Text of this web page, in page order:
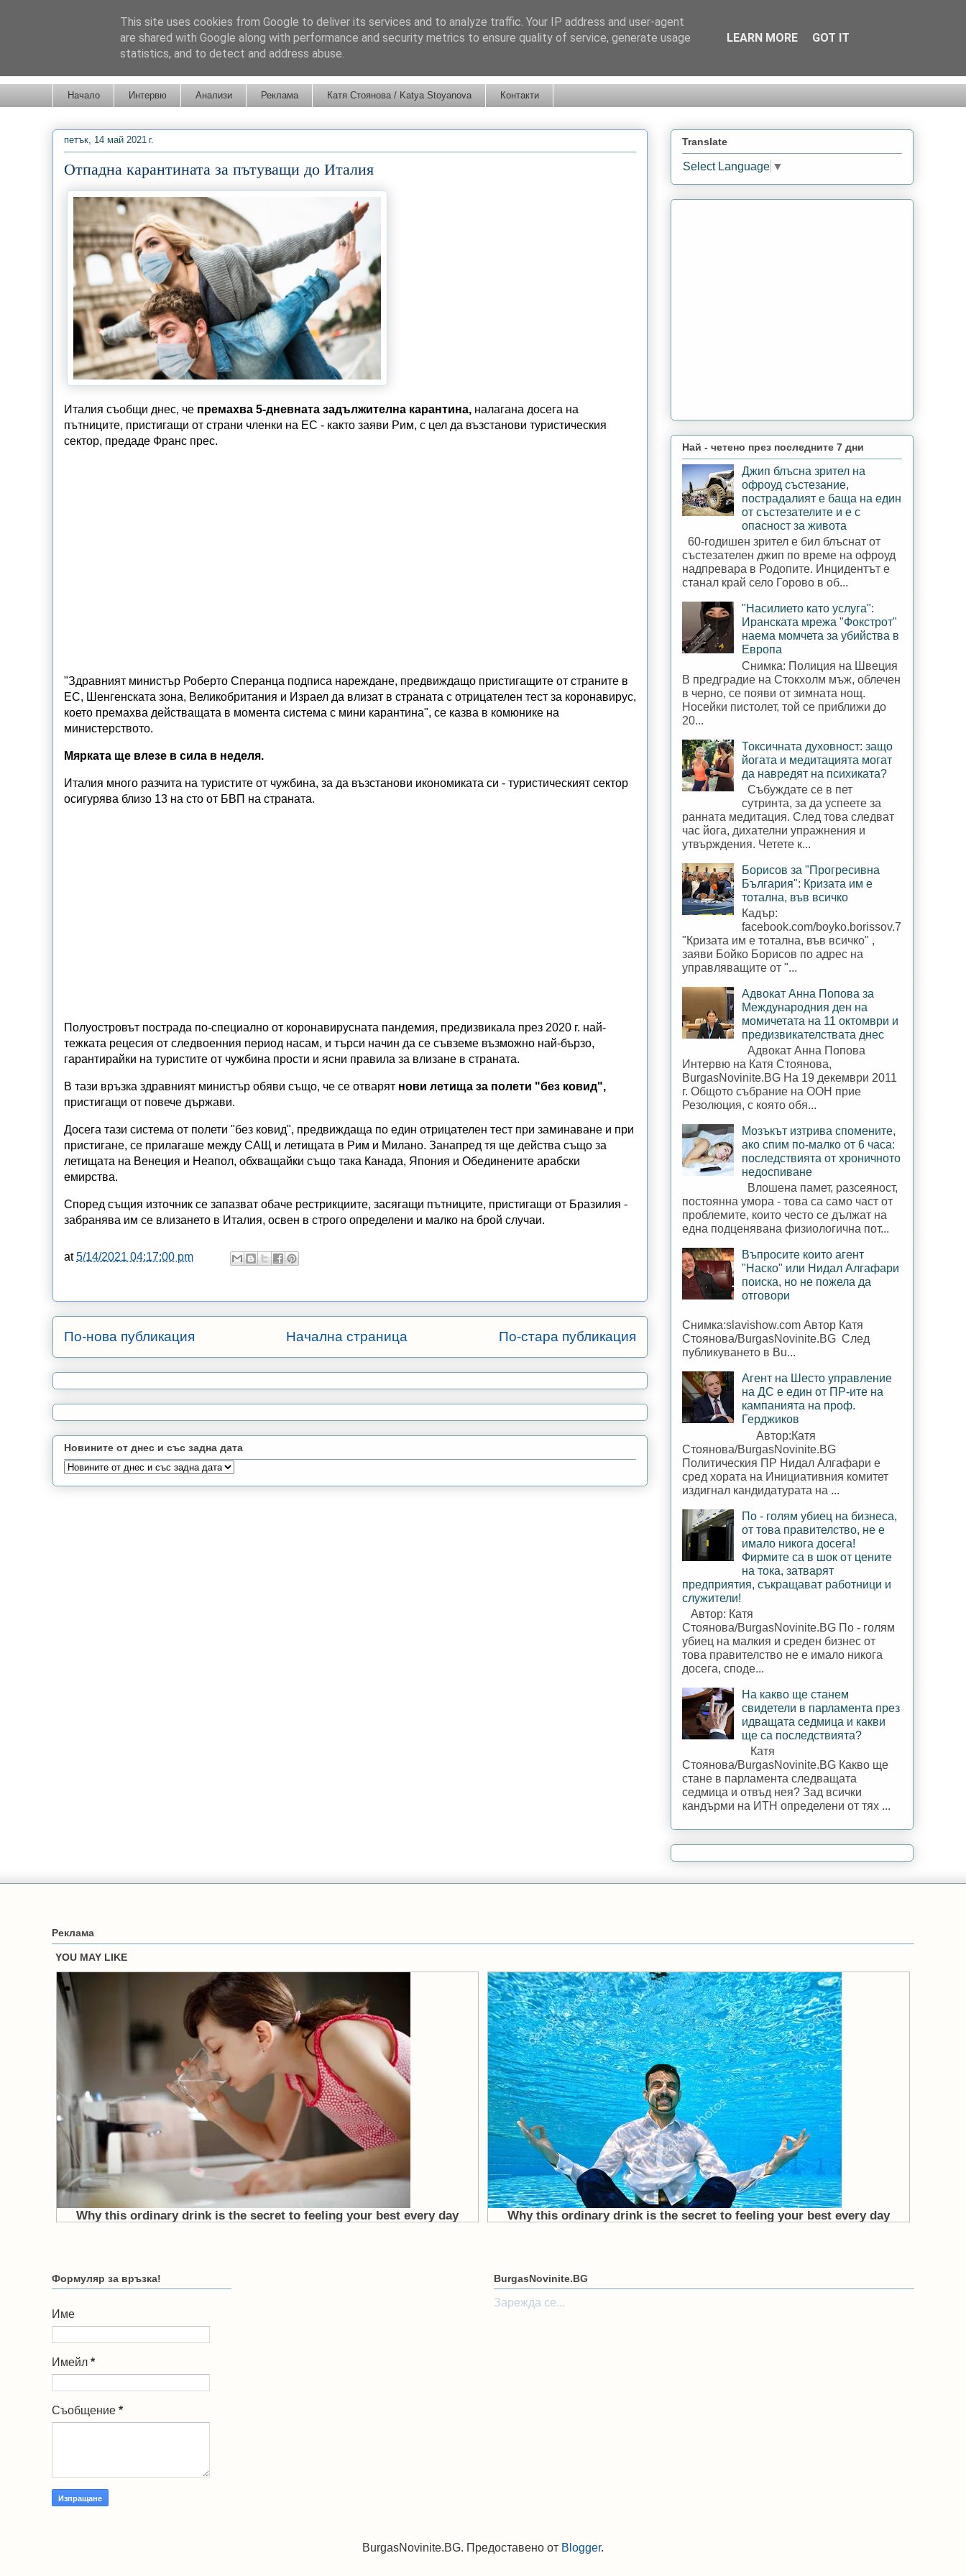
Начало Интервю Анализи Реклама Катя Стоянова / Katya Stoyanova Контакти
петък, 14 май 2021 г.
Отпадна карантината за пътуващи до Италия
Италия съобщи днес, че премахва 5-дневната задължителна карантина, налагана досега на
пътниците, пристигащи от страни членки на ЕС - както заяви Рим, с цел да възстанови туристическия
сектор, предаде Франс прес.
"Здравният министър Роберто Сперанца подписа нареждане, предвиждащо пристигащите от страните в
ЕС, Шенгенската зона, Великобритания и Израел да влизат в страната с отрицателен тест за коронавирус,
което премахва действащата в момента система с мини карантина", се казва в комюнике на
министерството.
Мярката ще влезе в сила в неделя.
Италия много разчита на туристите от чужбина, за да възстанови икономиката си - туристическият сектор
осигурява близо 13 на сто от БВП на страната.
Полуостровът пострада по-специално от коронавирусната пандемия, предизвикала през 2020 г. най-
тежката рецесия от следвоенния период насам, и търси начин да се съвземе възможно най-бързо,
гарантирайки на туристите от чужбина прости и ясни правила за влизане в страната.
В тази връзка здравният министър обяви също, че се отварят нови летища за полети "без ковид",
пристигащи от повече държави.
Досега тази система от полети "без ковид", предвиждаща по един отрицателен тест при заминаване и при
пристигане, се прилагаше между САЩ и летищата в Рим и Милано. Занапред тя ще действа също за
летищата на Венеция и Неапол, обхващайки също така Канада, Япония и Обединените арабски
емирства.
Според същия източник се запазват обаче рестрикциите, засягащи пътниците, пристигащи от Бразилия -
забранява им се влизането в Италия, освен в строго определени и малко на брой случаи.
at5/14/2021 04:17:00 pm
По-нова публикация По-стара публикация
Начална страница
Новините от днес и със задна дата
Translate
Select Language ▼
Най - четено през последните 7 дни
Джип блъсна зрител на
офроуд състезание,
пострадалият е баща на един
от състезателите и е с
опасност за живота
60-годишен зрител е бил блъснат от
състезателен джип по време на офроуд
надпревара в Родопите. Инцидентът е
станал край село Горово в об...
"Насилието като услуга":
Иранската мрежа "Фокстрот"
наема момчета за убийства в
Европа
Снимка: Полиция на Швеция
В предградие на Стокхолм мъж, облечен
в черно, се появи от зимната нощ.
Носейки пистолет, той се приближи до
20...
Токсичната духовност: защо
йогата и медитацията могат
да навредят на психиката?
Събуждате се в пет
сутринта, за да успеете за
ранната медитация. След това следват
час йога, дихателни упражнения и
утвърждения. Четете к...
Борисов за "Прогресивна
България": Кризата им е
тотална, във всичко
Кадър:
facebook.com/boyko.borissov.7
"Кризата им е тотална, във всичко" ,
заяви Бойко Борисов по адрес на
управляващите от "...
Адвокат Анна Попова за
Международния ден на
момичетата на 11 октомври и
предизвикателствата днес
Адвокат Анна Попова
Интервю на Катя Стоянова,
BurgasNovinite.BG На 19 декември 2011
г. Общото събрание на ООН прие
Резолюция, с която обя...
Мозъкът изтрива спомените,
ако спим по-малко от 6 часа:
последствията от хроничното
недоспиване
Влошена памет, разсеяност,
постоянна умора - това са само част от
проблемите, които често се дължат на
една подценявана физиологична пот...
Въпросите които агент
"Наско" или Нидал Алгафари
поиска, но не пожела да
отговори
Снимка:slavishow.com Автор Катя
Стоянова/BurgasNovinite.BG След
публикуването в Bu...
Агент на Шесто управление
на ДС е един от ПР-ите на
кампанията на проф.
Герджиков
Автор:Катя
Стоянова/BurgasNovinite.BG
Политическия ПР Нидал Алгафари е
сред хората на Инициативния комитет
издигнал кандидатурата на ...
По - голям убиец на бизнеса,
от това правителство, не е
имало никога досега!
Фирмите са в шок от цените
на тока, затварят
предприятия, съкращават работници и
служители!
Автор: Катя
Стоянова/BurgasNovinite.BG По - голям
убиец на малкия и среден бизнес от
това правителство не е имало никога
досега, споде...
На какво ще станем
свидетели в парламента през
идващата седмица и какви
ще са последствията?
Катя
Стоянова/BurgasNovinite.BG Какво ще
стане в парламента следващата
седмица и отвъд нея? Зад всички
кандърми на ИТН определени от тях ...
Реклама
Формуляр за връзка!
Име
Имейл *
Съобщение *
BurgasNovinite.BG
Зарежда се...
BurgasNovinite.BG. Предоставено от Blogger.
This site uses cookies from Google to deliver its services and to analyze traffic. Your IP address and user-agent
are shared with Google along with performance and security metrics to ensure quality of service, generate usage
statistics, and to detect and address abuse.
LEARN MORE GOT IT